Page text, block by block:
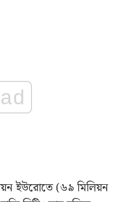
ad
ইউরোতে (৬৯ মিলিয়ন